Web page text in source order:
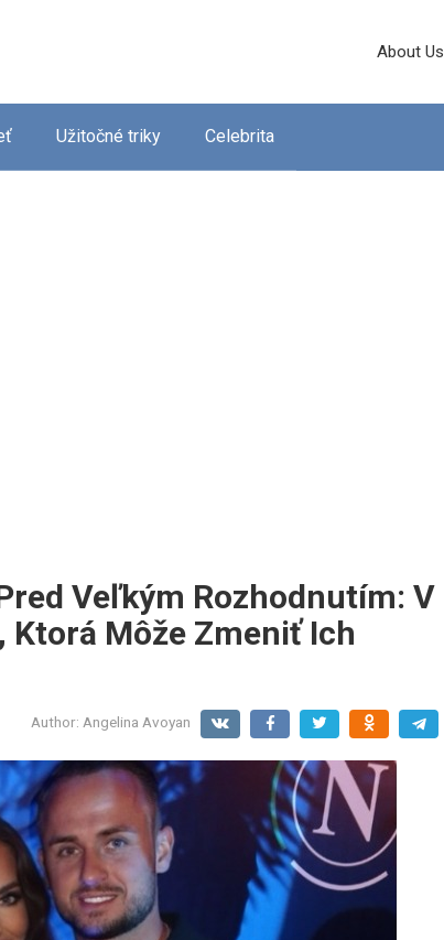
About Us
Užitočné triky Celebrita
Veľkým Rozhodnutím: V
Ktorá Môže Zmeniť Ich
Author: Angelina Avoyan